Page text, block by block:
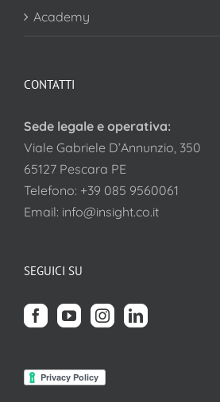
Academy
CONTATTI
Sede legale e operativa:
Viale Gabriele D’Annunzio, 350
65127 Pescara PE
Telefono: +39 085 9560061
Email: info@insight.co.it
SEGUICI SU